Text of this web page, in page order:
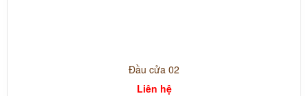
Đầu cửa 02
Liên hệ